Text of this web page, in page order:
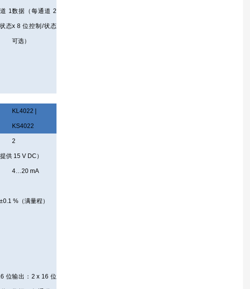
1
态
数据（每通道 2
x 8 位控制/状态
可选）
KL4022 |
KS4022
2
供 15 V DC）
4…20 mA
%（满量程）
位输出：2 x 16 位